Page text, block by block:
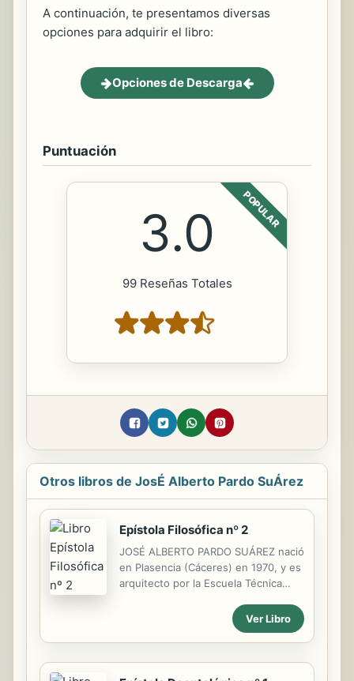
A continuación, te presentamos diversas
opciones para adquirir el libro:
Opciones de Descarga
Puntuación
POPULAR
3.0
99 Reseñas Totales
Otros libros de JosÉ Alberto Pardo SuÁrez
Epístola Filosófica nº 2
JOSÉ ALBERTO PARDO SUÁREZ nació
en Plasencia (Cáceres) en 1970, y es
arquitecto por la Escuela Técnica
desde 1995. Ha publicado libros
sobre peritaciones en materia de
arquitectura y urbanismo, la
representación y el diseño
arquitectónicos, la historia de la
Ver Libro